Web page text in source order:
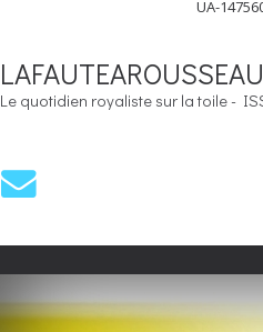
UA-
LAFAUTEAROUSSEAU
Le quotidien royaliste sur la toile -